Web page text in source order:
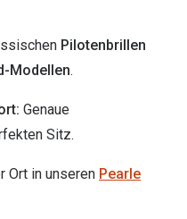
Pilotenbrillen
Modellen.
Genaue
Sitz.
Ort in unseren Pearle